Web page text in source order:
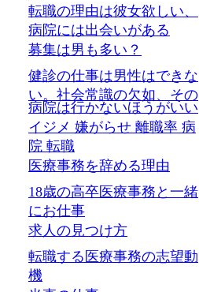
転職の理由は彼女欲しい、
病院には出会いがある
募集は男も多い？
健診の仕事は男性はできな
い。社会常識の欠如、その
病院は行かないほうがいい
イジメ 嫌がらせ 離職率 病
院 転職
医療事務を辞める理由
18歳の高卒医療事務と一緒
にお仕事
求人の見つけ方
転職する医療事務の志望動
機